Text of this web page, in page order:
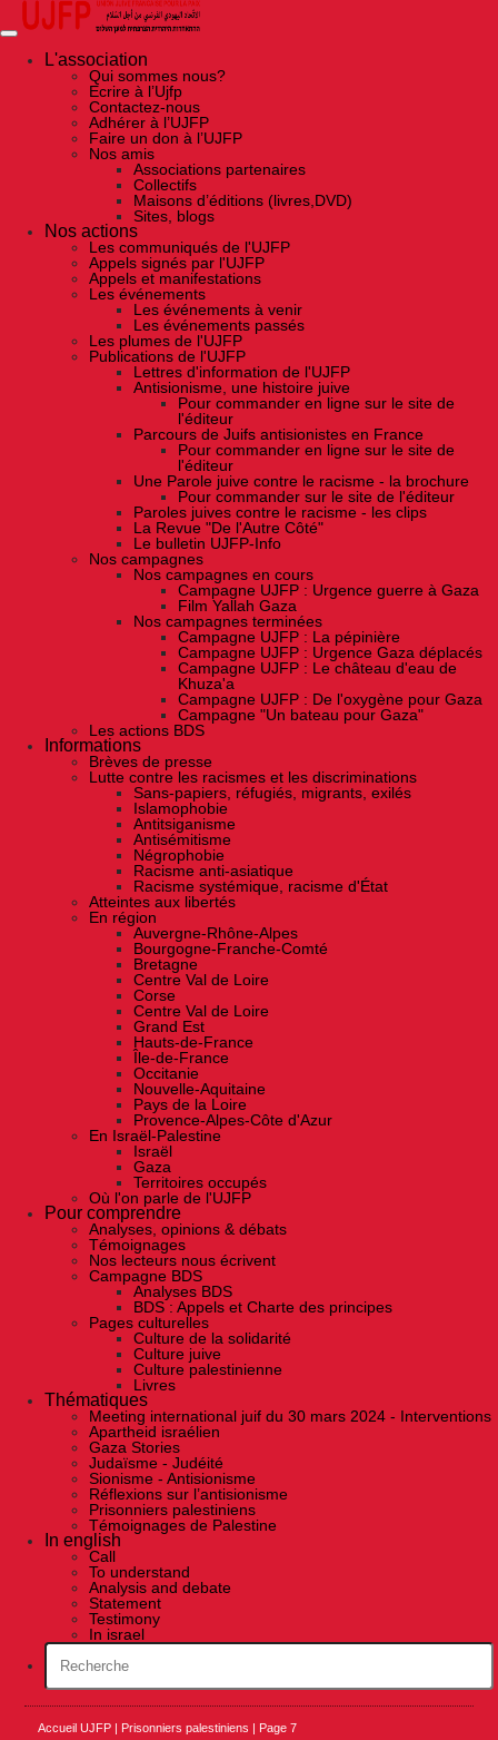
Skip
the
contentL'association
Qui sommes nous?
Ecrire à l’Ujfp
Contactez-nous
Adhérer à l’UJFP
Faire un don à l’UJFP
Nos amis
Associations partenaires
Collectifs
Maisons d’éditions (livres,DVD)
Sites, blogs
Nos actions
Les communiqués de l'UJFP
Appels signés par l'UJFP
Appels et manifestations
Les événements
Les événements à venir
Les événements passés
Les plumes de l'UJFP
Publications de l'UJFP
Lettres d'information de l'UJFP
Antisionisme, une histoire juive
Pour commander en ligne sur le site de
l'éditeur
Parcours de Juifs antisionistes en France
Pour commander en ligne sur le site de
l'éditeur
Une Parole juive contre le racisme - la brochure
Pour commander sur le site de l'éditeur
Paroles juives contre le racisme - les clips
La Revue "De l'Autre Côté"
Le bulletin UJFP-Info
Nos campagnes
Nos campagnes en cours
Campagne UJFP : Urgence guerre à Gaza
Film Yallah Gaza
Nos campagnes terminées
Campagne UJFP : La pépinière
Campagne UJFP : Urgence Gaza déplacés
Campagne UJFP : Le château d'eau de
Khuza'a
Campagne UJFP : De l'oxygène pour Gaza
Campagne "Un bateau pour Gaza"
Les actions BDS
Informations
Brèves de presse
Lutte contre les racismes et les discriminations
Sans-papiers, réfugiés, migrants, exilés
Islamophobie
Antitsiganisme
Antisémitisme
Négrophobie
Racisme anti-asiatique
Racisme systémique, racisme d'État
Atteintes aux libertés
En région
Auvergne-Rhône-Alpes
Bourgogne-Franche-Comté
Bretagne
Centre Val de Loire
Corse
Centre Val de Loire
Grand Est
Hauts-de-France
Île-de-France
Occitanie
Nouvelle-Aquitaine
Pays de la Loire
Provence-Alpes-Côte d'Azur
En Israël-Palestine
Israël
Gaza
Territoires occupés
Où l'on parle de l'UJFP
Pour comprendre
Analyses, opinions & débats
Témoignages
Nos lecteurs nous écrivent
Campagne BDS
Analyses BDS
BDS : Appels et Charte des principes
Pages culturelles
Culture de la solidarité
Culture juive
Culture palestinienne
Livres
Thématiques
Meeting international juif du 30 mars 2024 - Interventions
Apartheid israélien
Gaza Stories
Judaïsme - Judéité
Sionisme - Antisionisme
Réflexions sur l’antisionisme
Prisonniers palestiniens
Témoignages de Palestine
In english
Call
To understand
Analysis and debate
Statement
Testimony
In israel
Accueil UJFP| Prisonniers palestiniens Page 7